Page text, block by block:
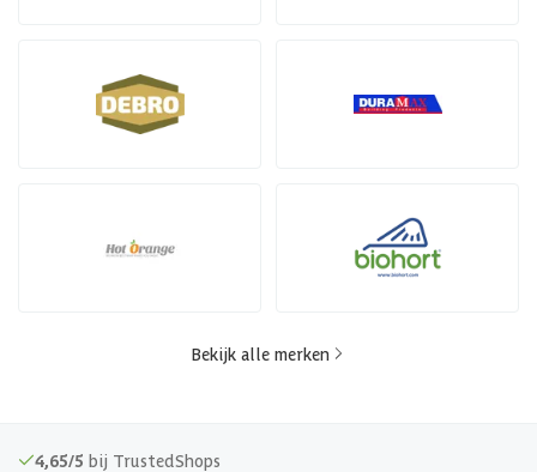
Bekijk alle merken
4,65/5 bij TrustedShops